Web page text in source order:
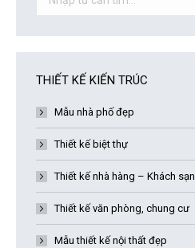
THIẾT KẾ KIẾN TRÚC
Mẫu nhà phố đẹp
Thiết kế biệt thự
Thiết kế nhà hàng – Khách sạn
Thiết kế văn phòng, chung cư
Mẫu thiết kế nội thất đẹp